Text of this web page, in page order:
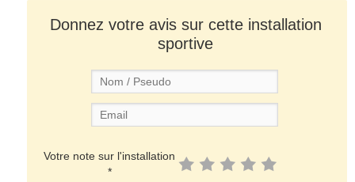
Donnez votre avis sur cette installation
sportive
Votre note sur l'installation
*